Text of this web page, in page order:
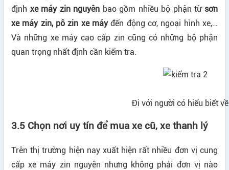
định xe máy zin nguyên bao gồm nhiều bộ phận từ sơn
xe máy zin, pô zin xe máyđến động cơ, ngoại hình xe,…
Và những xe máy cao cấp zin cũng có những bộ phận
quan trọng nhất định cần kiểm tra.
Đi với người có hiểu biết
3.5 Chọn nơi uy tín để mua xe cũ, xe thanh lý
Trên thị trường hiện nay xuất hiện rất nhiều đơn vị cung
cấp xe máy zin nguyên nhưng không phải đơn vị nào